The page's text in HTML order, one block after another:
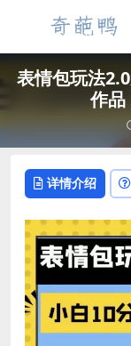
表情包玩法
作品
详情介绍